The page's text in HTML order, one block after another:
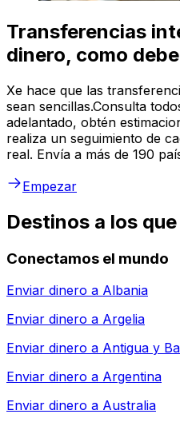
Transferencias
dinero, como
Xe hace que las
sean sencillas.Consulta
adelantado, obtén
realiza un seguimiento de
real. Envía a más de 190
Empezar
Destinos a los
Conectamos el mundo
Enviar dinero a Albania
Enviar dinero a Argelia
Enviar dinero a Antigua y
Enviar dinero a Argentina
Enviar dinero a Australia